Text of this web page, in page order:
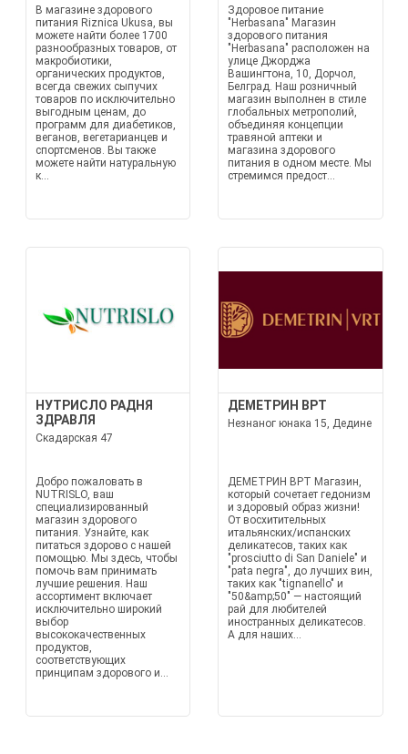
В магазине здорового
питания Riznica Ukusa, вы
можете найти более 1700
разнообразных товаров, от
макробиотики,
органических продуктов,
всегда свежих сыпучих
товаров по исключительно
выгодным ценам, до
программ для диабетиков,
веганов, вегетарианцев и
спортсменов. Вы также
можете найти натуральную
к...
Здоровое питание
"Herbasana" Магазин
здорового питания
"Herbasana" расположен на
улице Джорджа
Вашингтона, 10, Дорчол,
Белград. Наш розничный
магазин выполнен в стиле
глобальных метрополий,
объединяя концепции
травяной аптеки и
магазина здорового
питания в одном месте. Мы
стремимся предост...
НУТРИСЛО РАДНЯ
ЗДРАВЛЯ
Скадарская 47
Добро пожаловать в
NUTRISLO, ваш
специализированный
магазин здорового
питания. Узнайте, как
питаться здорово с нашей
помощью. Мы здесь, чтобы
помочь вам принимать
лучшие решения. Наш
ассортимент включает
исключительно широкий
выбор
высококачественных
продуктов,
соответствующих
принципам здорового и...
ДЕМЕТРИН ВРТ
Незнаног юнака 15, Дедине
ДЕМЕТРИН ВРТ Магазин,
который сочетает гедонизм
и здоровый образ жизни!
От восхитительных
итальянских/испанских
деликатесов, таких как
"prosciutto di San Daniele" и
"pata negra", до лучших вин,
таких как "tignanello" и
"50&amp;50" — настоящий
рай для любителей
иностранных деликатесов.
А для наших...